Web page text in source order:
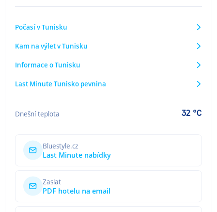
Počasí v Tunisku
Kam na výlet v Tunisku
Informace o Tunisku
Last Minute Tunisko pevnina
Dnešní teplota 32 °C
Bluestyle.cz
Last Minute nabídky
Zaslat
PDF hotelu na email